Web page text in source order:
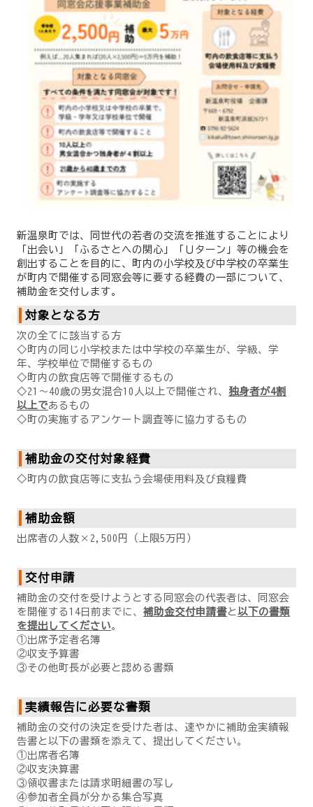
新温泉町では、同世代の若者の交流を推進することにより
「出会い」「ふるさとへの関心」「Ｕターン」等の機会を
創出することを目的に、町内の小学校及び中学校の卒業生
が町内で開催する同窓会等に要する経費の一部について、
補助金を交付します。
対象となる方
次の全てに該当する方
◇町内の同じ小学校または中学校の卒業生が、学級、学
年、学校単位で開催するもの
◇町内の飲食店等で開催するもの
◇21～40歳の男女混合10人以上で開催され、 独身者が4割
以上であるもの
◇町の実施するアンケート調査等に協力するもの
補助金の交付対象経費
◇町内の飲食店等に支払う会場使用料及び食糧費
補助金額
出席者の人数×2,500円（上限5万円）
交付申請
補助金の交付を受けようとする同窓会の代表者は、同窓会
を開催する14日前までに、 補助金交付申請書と 以下の書類
を提出してください。
①出席予定者名簿
②収支予算書
③その他町長が必要と認める書類
実績報告に必要な書類
補助金の交付の決定を受けた者は、速やかに補助金実績報
告書と以下の書類を添えて、提出してください。
①出席者名簿
②収支決算書
③領収書または請求明細書の写し
④参加者全員が分かる集合写真